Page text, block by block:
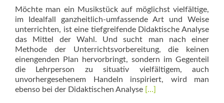
Möchte man ein Musikstück auf möglichst vielfältige,
im Idealfall ganzheitlich-umfassende Art und Weise
unterrichten, ist eine tiefgreifende Didaktische Analyse
das Mittel der Wahl. Und sucht man nach einer
Methode der Unterrichtsvorbereitung, die keinen
einengenden Plan hervorbringt, sondern im Gegenteil
die Lehrperson zu situativ vielfältigem, auch
unvorhergesehenem Handeln inspiriert, wird man
ebenso bei der Didaktischen Analyse Read
[…]